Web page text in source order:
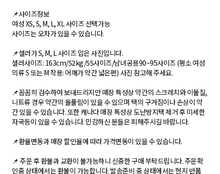
📌사이즈정보
여성 XS, S, M, L, XL 사이즈 선택가능
사이즈는 오차가 있을 수 있습니다.
📌셀러가 S, M, L 사이즈 입은 사진입니다.
셀러사이즈: 163cm/52kg/55사이즈/남녀공용90~95사이즈 (평소 여성
의류 S 또는 M 착용: 어깨가 약간 넓은편) 사진 참고해 주세요.
📌꼼꼼히 검수하여 보내드리지만 매장 특성상 약간의 스크레치와 이물질,
니트류 경우 약간의 올풀림이 있을 수 있으며 택의 구겨짐이나 손상이 약
간 있을 수 있습니다. 또한 캐나다 매장 특성상 도난방지택 제거 후 미세한
자국등이 있을 수 있습니다. 민감하신 분들은 피해주시길 바랍니다.
📌환율변동과 매장 할인율에 따라 가격변동이 있을 수 있습니다.
📌 주문 후 환불과 교환이 불가능하니 신중한 구매 부탁드립니다. 주문확
인중 상태에서는 환불이 가능합니다. 발송준비 중 상태에서는 현지 반품